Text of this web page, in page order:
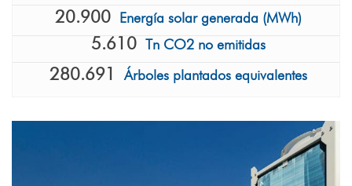
20.900 Energía solar generada (MWh)
5.610 Tn CO2 no emitidas
280.691 Árboles plantados equivalentes